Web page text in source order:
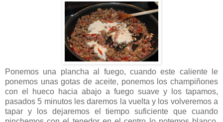
Ponemos una plancha al fuego, cuando este caliente le
ponemos unas gotas de aceite, ponemos los champiñones
con el hueco hacia abajo a fuego suave y los tapamos,
pasados 5 minutos les daremos la vuelta y los volveremos a
tapar y los dejaremos el tiempo suficiente que cuando